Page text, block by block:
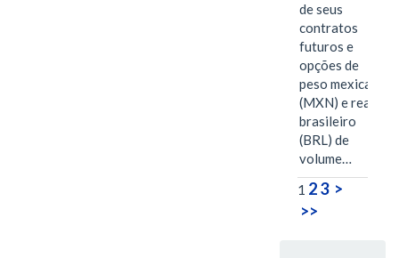
de seus
contratos
futuros e
opções de
peso mexicano
(MXN) e real
brasileiro
(BRL) de
volume…
1 23 >
>>